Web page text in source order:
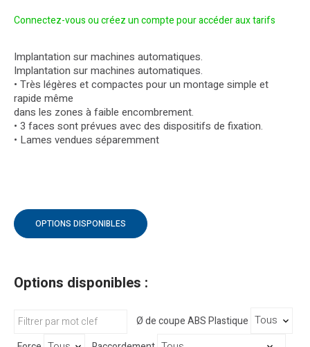
Connectez-vous ou créez un compte pour accéder aux tarifs
Implantation sur machines automatiques.
Implantation sur machines automatiques.
• Très légères et compactes pour un montage simple et
rapide même
dans les zones à faible encombrement.
• 3 faces sont prévues avec des dispositifs de fixation.
• Lames vendues séparemment
OPTIONS DISPONIBLES
Options disponibles :
Ø de coupe ABS Plastique